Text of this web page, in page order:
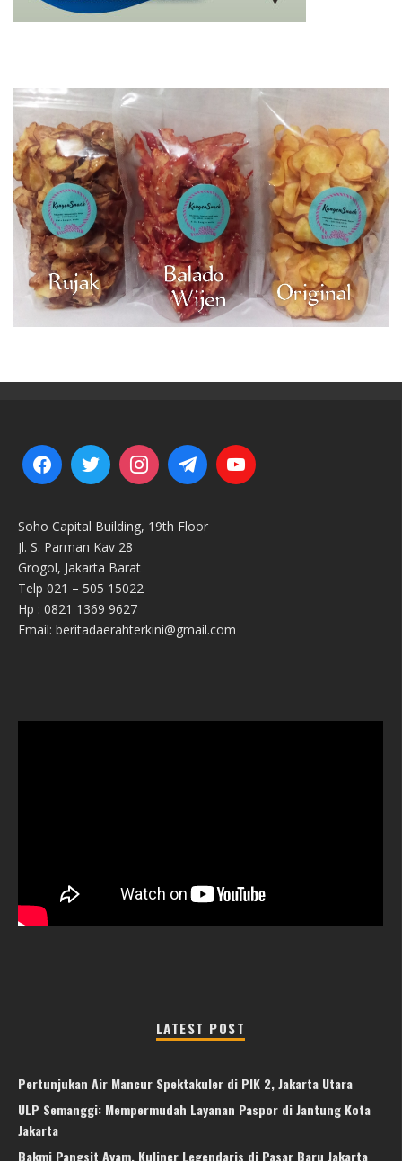
Soho Capital Building, 19th Floor
Jl. S. Parman Kav 28
Grogol, Jakarta Barat
Telp 021 – 505 15022
Hp : 0821 1369 9627
Email: beritadaerahterkini@gmail.com
LATEST POST
Pertunjukan Air Mancur Spektakuler di PIK 2, Jakarta Utara
ULP Semanggi: Mempermudah Layanan Paspor di Jantung Kota
Jakarta
Bakmi Pangsit Ayam, Kuliner Legendaris di Pasar Baru Jakarta